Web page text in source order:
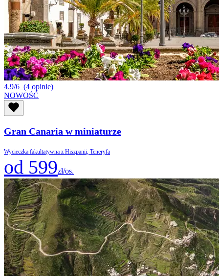
4.9/6 (4 opinie)
NOWOŚĆ
Gran Canaria w miniaturze
Wycieczka fakultatywna z Hiszpanii, Teneryfa
od 599zł/os.